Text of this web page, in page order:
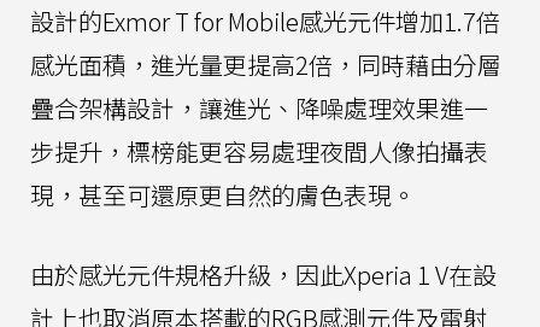
設計的Exmor T for Mobile感光元件增加1.7倍
感光面積，進光量更提高2倍，同時藉由分層
疊合架構設計，讓進光、降噪處理效果進一
步提升，標榜能更容易處理夜間人像拍攝表
現，甚至可還原更自然的膚色表現。
由於感光元件規格升級，因此Xperia 1 V在設
計上也取消原本搭載的RGB感測元件及雷射